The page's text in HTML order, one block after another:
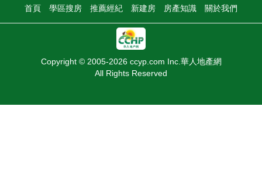
首頁 學區搜房 推薦經紀 新建房 房產知識 關於我們
Copyright © 2005-2026 ccyp.com Inc.華人地產網
All Rights Reserved